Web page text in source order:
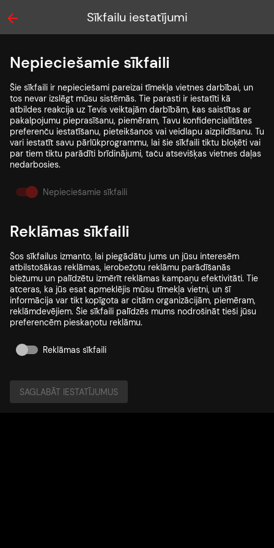
Sīkfailu iestatījumi
Nepieciešamie sīkfaili
Šie sīkfaili ir nepieciešami pareizai tīmekļa vietnes darbībai, un
tos nevar izslēgt mūsu sistēmās. Tie parasti ir iestatīti kā
atbildes reakcija uz Tevis veiktajām darbībām, kas saistītas ar
pakalpojumu pieprasīšanu, piemēram, Tavu konfidencialitātes
preferenču iestatīšanu, pieteikšanos vai veidlapu aizpildīšanu. Tu
vari iestatīt savu pārlūkprogrammu, lai šie sīkfaili tiktu bloķēti vai
par tiem tiktu parādīti brīdinājumi, taču atsevišķas vietnes daļas
nedarbosies.
Nepieciešamie sīkfaili
Reklāmas sīkfaili
Šos sīkfailus izmanto, lai piegādātu jums un jūsu interesēm
atbilstošākas reklāmas, ierobežotu reklāmu parādīšanās
biežumu un palīdzētu izmērīt reklāmas kampaņu efektivitāti. Tie
atceras, ka jūs esat apmeklējis mūsu tīmekļa vietni, un šī
informācija var tikt kopīgota ar citām organizācijām, piemēram,
reklāmdevējiem. Šie sīkfaili palīdzēs mums nodrošināt tieši jūsu
preferencēm pieskaņotu reklāmu.
Reklāmas sīkfaili
SAGLABĀT IESTATĪJUMUS